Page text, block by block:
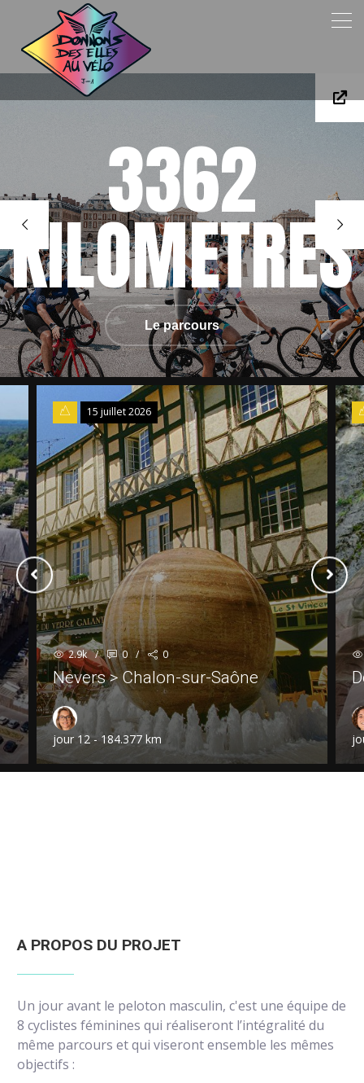
3362
KILOMETRES
Le parcours
15 juillet 2026
2.9k / 0 / 0
Nevers > Chalon-sur-Saône
jour 12 - 184.377 km
A PROPOS DU PROJET
Un jour avant le peloton masculin, c'est une équipe de
8 cyclistes féminines qui réaliseront l’intégralité du
même parcours et qui viseront ensemble les mêmes
objectifs :